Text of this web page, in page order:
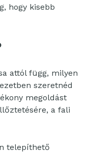
hogy kisebb
attól függ, milyen
szeretnéd
megoldást
a fali
telepíthető